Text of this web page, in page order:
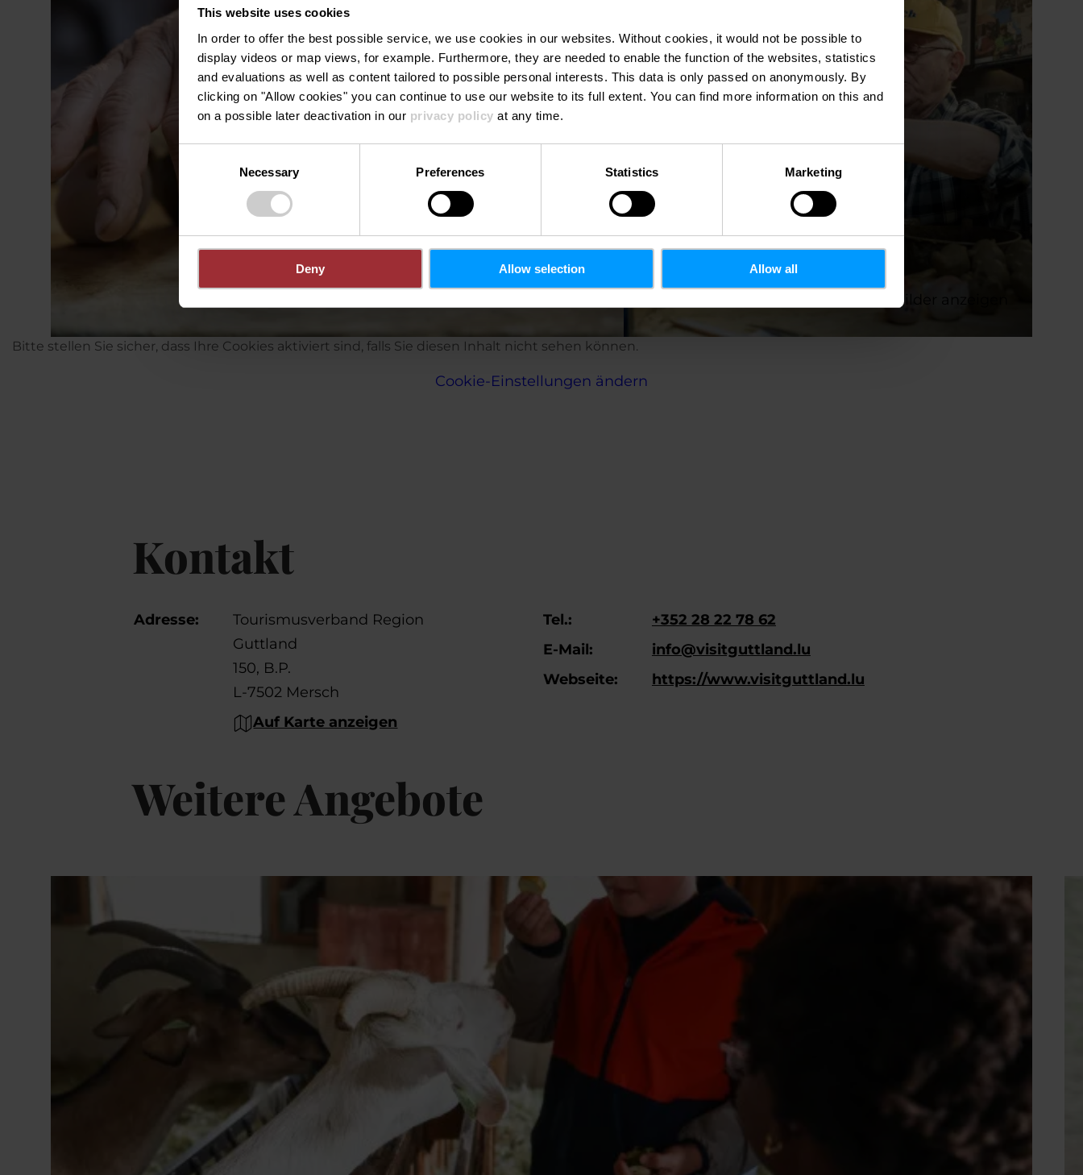
This website uses cookies
In order to offer the best possible service, we use cookies in our websites. Without cookies, it would not be possible to
display videos or map views, for example. Furthermore, they are needed to enable the function of the websites, statistics
and evaluations as well as content tailored to possible personal interests. This data is only passed on anonymously. By
clicking on "Allow cookies" you can continue to use our website to its full extent. You can find more information on this and
on a possible later deactivation in our privacy policy at any time.
Necessary Preferences Statistics Marketing
Deny Allow selection Allow all
Alle Bilder anzeigen
Bitte stellen Sie sicher, dass Ihre Cookies aktiviert sind, falls Sie diesen Inhalt nicht sehen können.
Cookie-Einstellungen ändern
Kontakt
Adresse:
Tourismusverband Region
Guttland
150, B.P.
L-7502 Mersch
Auf Karte anzeigen
Tel.:
+352 28 22 78 62
E-Mail:
info@visitguttland.lu
Webseite:
https://www.visitguttland.lu
Weitere Angebote